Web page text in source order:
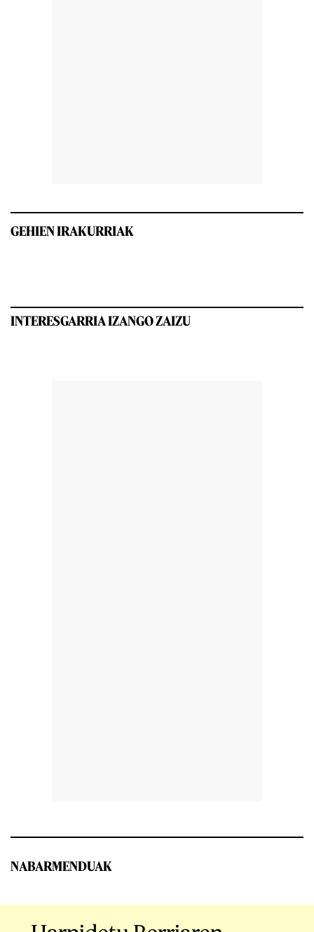
GEHIEN IRAKURRIAK
INTERESGARRIA IZANGO ZAIZU
NABARMENDUAK